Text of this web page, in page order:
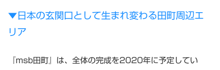
▼日本の玄関口として生まれ変わる田町周辺エ
リア
『msb田町』は、全体の完成を2020年に予定してい